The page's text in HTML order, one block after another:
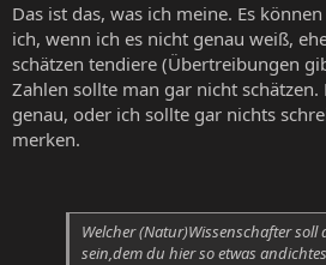
Das ist das, was ich meine. Es
ich, wenn ich es nicht genau weiß,
schätzen tendiere (Übertreibungen
Zahlen sollte man gar nicht
genau, oder ich sollte gar nichts
merken.
Welcher (Natur)Wissenschafter soll
sein,dem du hier so etwas